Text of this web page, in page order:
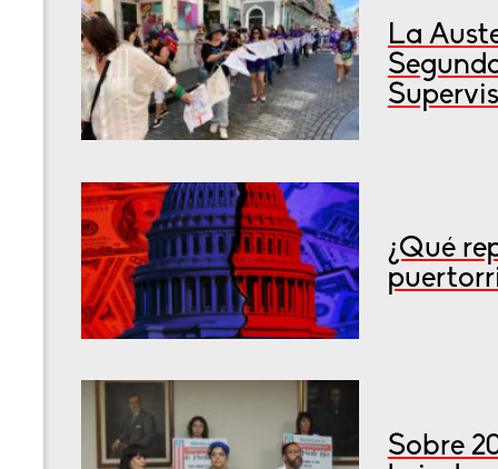
La
¿Qué
Sobre